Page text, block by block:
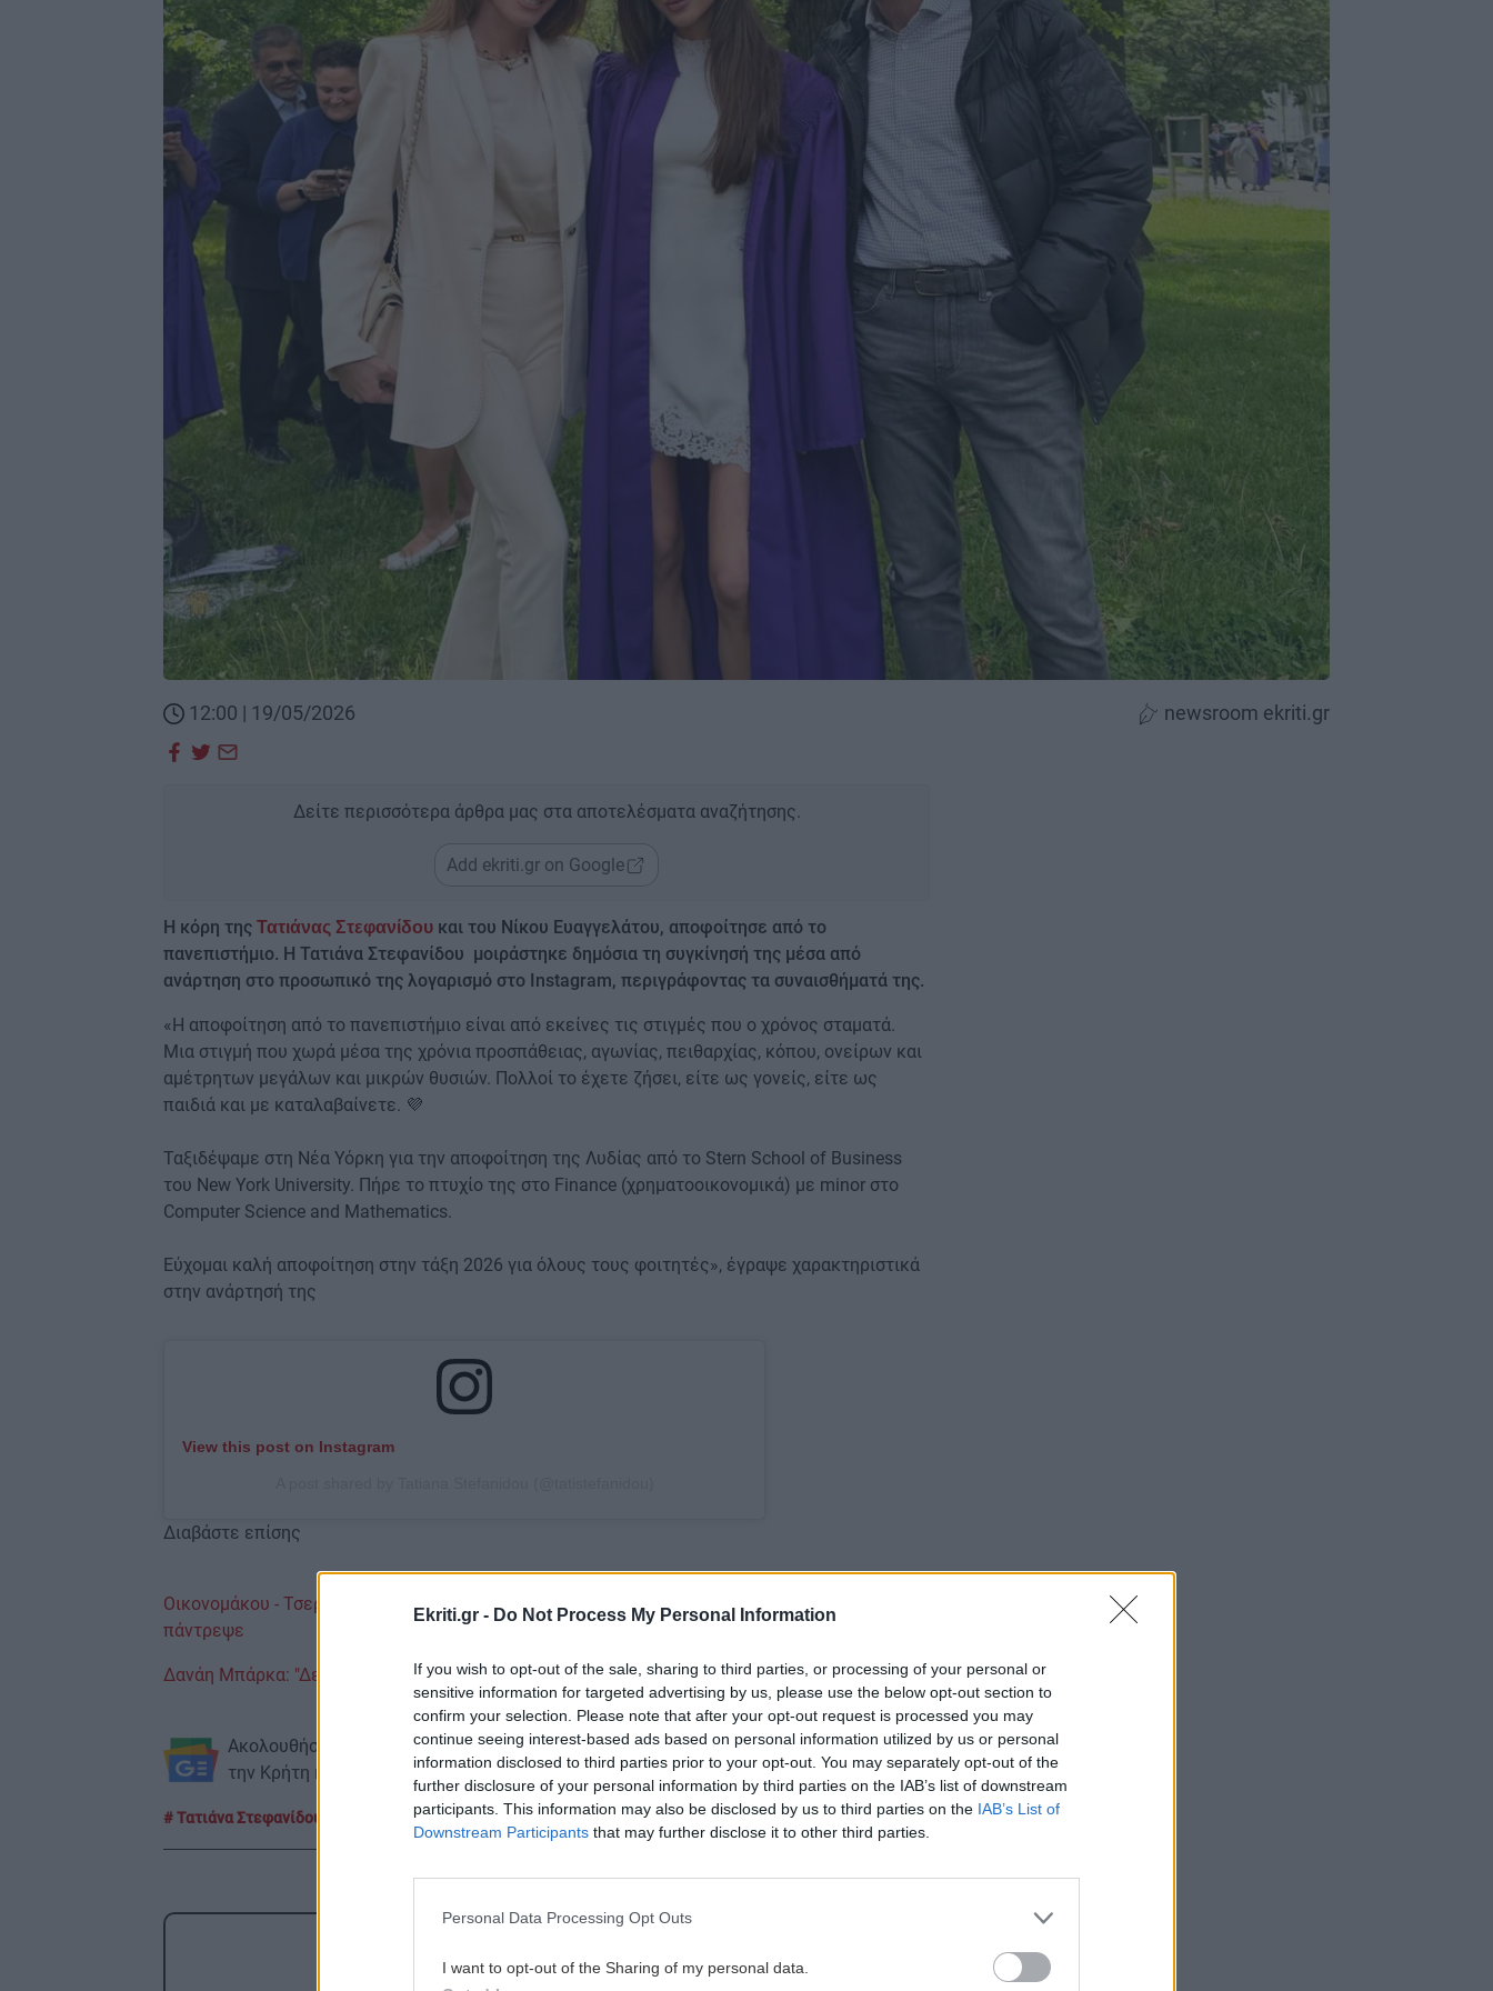
Ekriti.gr - Do Not Process My Personal Information
If you wish to opt-out of the sale, sharing to third parties, or processing of your personal or
sensitive information for targeted advertising by us, please use the below opt-out section to
confirm your selection. Please note that after your opt-out request is processed you may
continue seeing interest-based ads based on personal information utilized by us or personal
information disclosed to third parties prior to your opt-out. You may separately opt-out of the
further disclosure of your personal information by third parties on the IAB’s list of downstream
participants. This information may also be disclosed by us to third parties on the IAB’s List of
Downstream Participants that may further disclose it to other third parties.
Personal Data Processing Opt Outs
I want to opt-out of the Sharing of my personal data.
12:00 | 19/05/2026 newsroom ekriti.gr
Δείτε περισσότερα άρθρα μας στα αποτελέσματα αναζήτησης.
Add ekriti.gr on Google
Η κόρη της Τατιάνας Στεφανίδου και του Νίκου Ευαγγελάτου, αποφοίτησε από το
πανεπιστήμιο. Η Τατιάνα Στεφανίδου μοιράστηκε δημόσια τη συγκίνησή της μέσα από
ανάρτηση στο προσωπικό της λογαρισμό στο Instagram, περιγράφοντας τα συναισθήματά της.
«Η αποφοίτηση από το πανεπιστήμιο είναι από εκείνες τις στιγμές που ο χρόνος σταματά.
Μια στιγμή που χωρά μέσα της χρόνια προσπάθειας, αγωνίας, πειθαρχίας, κόπου, ονείρων και
αμέτρητων μεγάλων και μικρών θυσιών. Πολλοί το έχετε ζήσει, είτε ως γονείς, είτε ως
παιδιά και με καταλαβαίνετε. 💜
Ταξιδέψαμε στη Νέα Υόρκη για την αποφοίτηση της Λυδίας από το Stern School of Business
του New York University. Πήρε το πτυχίο της στο Finance (χρηματοοικονομικά) με minor στο
Computer Science and Mathematics.
Εύχομαι καλή αποφοίτηση στην τάξη 2026 για όλους τους φοιτητές», έγραψε χαρακτηριστικά
στην ανάρτησή της
View this post on Instagram
Διαβάστε επίσης
Oικονομάκου - Τσερέλα: «Ο γάμος ήταν σε στενό κύκλο», δηλώνει ο ιερέας που τους
πάντρεψε
Δανάη Μπάρκα: "Δεν έχω βρει νυφικό, είμαι πολύ χαλαρή"
Ακολουθήστε το ekriti.gr στοGoogle Newsκαι μάθετε πρώτοι όλες τις ειδήσεις για
την Κρήτη και όχι μόνο.
Τατιάνα Στεφανίδου αποφοιτηση Κορες